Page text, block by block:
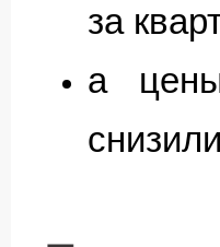
за
а